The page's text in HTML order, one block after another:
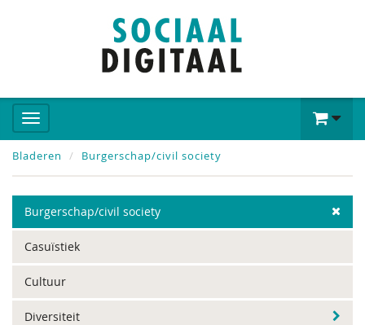
Bladeren Burgerschap/civil society
Burgerschap/civil society
Casuïstiek
Cultuur
Diversiteit